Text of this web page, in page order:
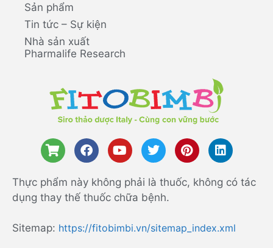
Sản phẩm
Tin tức – Sự kiện
Nhà sản xuất
Pharmalife Research
Thực phẩm này không phải là thuốc, không có tác
dụng thay thế thuốc chữa bệnh.
Sitemap: https://fitobimbi.vn/sitemap_index.xml